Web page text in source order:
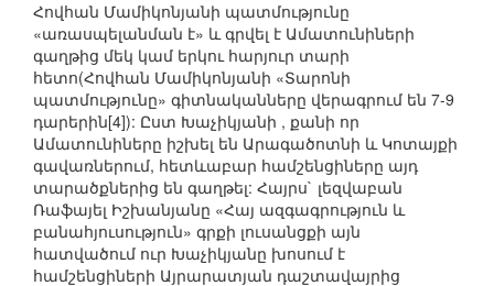
Հովհան Մամիկոնյանի պատմությունը
«առասպելանման է» և գրվել է Ամատունիների
գաղթից մեկ կամ երկու հարյուր տարի
հետո(Հովհան Մամիկոնյանի «Տարոնի
պատմությունը» գիտնականները վերագրում են 7-9
դարերին[4]): Ըստ Խաչիկյանի , քանի որ
Ամատունիները իշխել են Արագածոտնի և Կոտայքի
գավառներում, հետևաբար համշենցիները այդ
տարածքներից են գաղթել: Հայրս` լեզվաբան
Ռաֆայել Իշխանյանը «Հայ ազգագրություն և
բանահյուսություն» գրքի լուսանցքի այն
հատվածում ուր Խաչիկյանը խոսում է
համշենցիների Այրարատյան դաշտավայրից